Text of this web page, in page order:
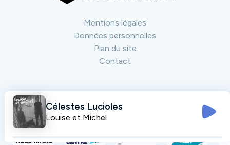
Mentions légales
Données personnelles
Plan du site
Contact
Nos partenaires
Célestes Lucioles
Louise et Michel